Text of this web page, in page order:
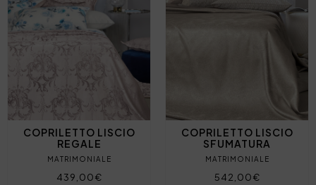
COPRILETTO LISCIO
REGALE
MATRIMONIALE
439,00€
COPRILETTO LISCIO
SFUMATURA
MATRIMONIALE
542,00€